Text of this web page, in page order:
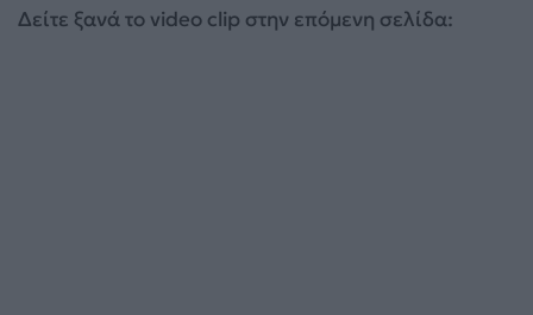
Δείτε ξανά το video clip στην επόμενη σελίδα: